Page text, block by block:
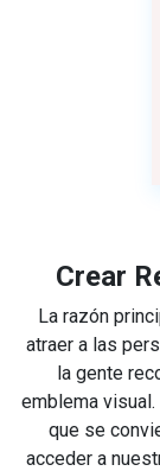
Crear
La razón
atraer a las
la gente
emblema
que se
acceder a